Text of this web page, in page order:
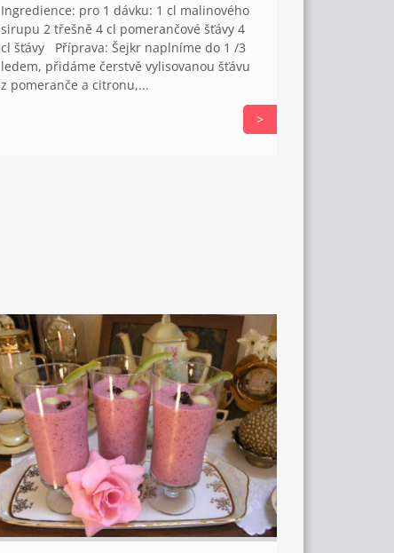
Ingredience: pro 1 dávku: 1 cl malinového
sirupu 2 třešně 4 cl pomerančové šťávy 4
cl šťávy Příprava: Šejkr naplníme do 1 /3
ledem, přidáme čerstvě vyli­sovanou šťávu
z pomeranče a citronu,...
>